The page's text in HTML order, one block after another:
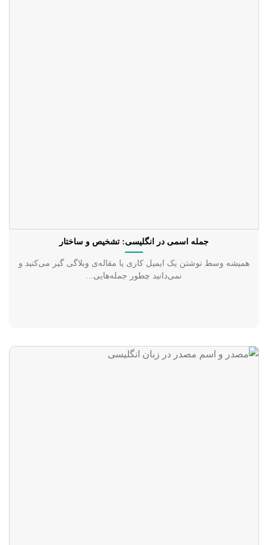
جمله اسمی در انگلیسی: تشخیص و ساختار
همیشه وسط نوشتن یک ایمیل کاری یا مقاله‌ی وبلاگی گیر می‌کنید و
نمی‌دانید چطور جمله‌هایی...